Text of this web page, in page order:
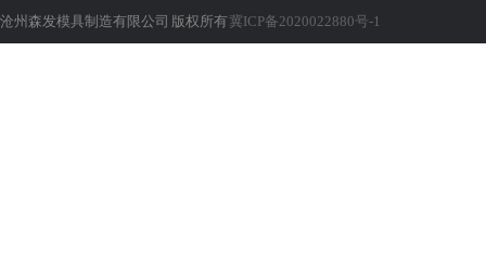
沧州森发模具制造有限公司 版权所有冀ICP备2020022880号-1